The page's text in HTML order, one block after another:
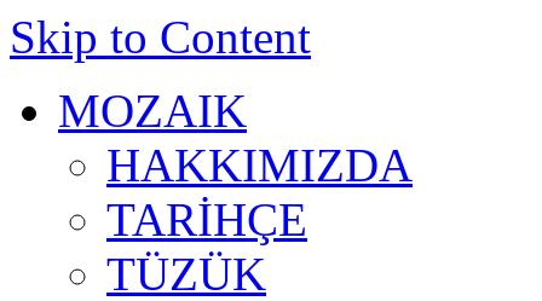
Skip to Content
MOZAIK
HAKKIMIZDA
TARİHÇE
TÜZÜK